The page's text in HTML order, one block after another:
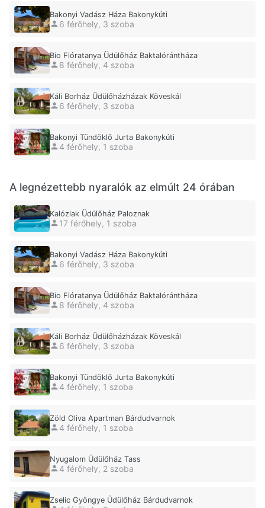
Bakonyi Vadász Háza Bakonykúti
6 férőhely, 3 szoba
Bio Flóratanya Üdülőház Baktalórántháza
8 férőhely, 4 szoba
Káli Borház Üdülőházházak Köveskál
6 férőhely, 3 szoba
Bakonyi Tündöklő Jurta Bakonykúti
4 férőhely, 1 szoba
A legnézettebb nyaralók az elmúlt 24 órában
Kalózlak Üdülőház Paloznak
17 férőhely, 1 szoba
Bakonyi Vadász Háza Bakonykúti
6 férőhely, 3 szoba
Bio Flóratanya Üdülőház Baktalórántháza
8 férőhely, 4 szoba
Káli Borház Üdülőházházak Köveskál
6 férőhely, 3 szoba
Bakonyi Tündöklő Jurta Bakonykúti
4 férőhely, 1 szoba
Zöld Oliva Apartman Bárdudvarnok
4 férőhely, 1 szoba
Nyugalom Üdülőház Tass
4 férőhely, 2 szoba
Zselic Gyöngye Üdülőház Bárdudvarnok